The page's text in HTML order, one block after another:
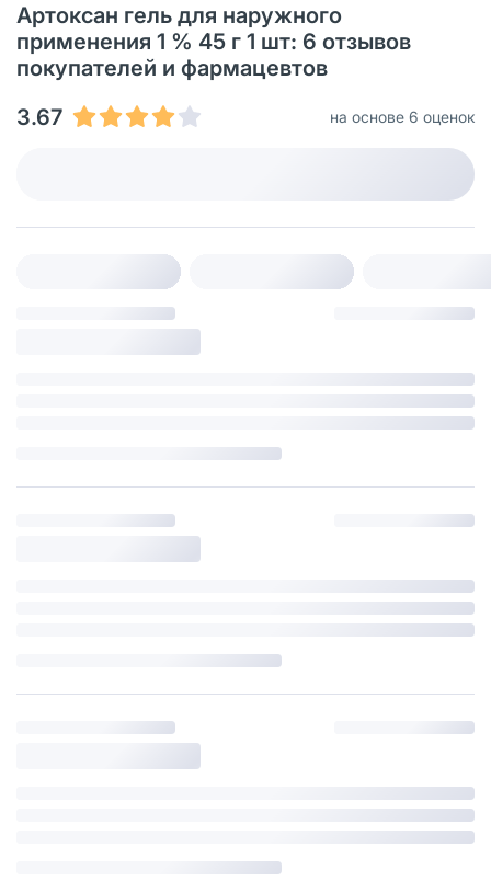
Артоксан гель для наружного
применения 1 % 45 г 1 шт: 6 отзывов
покупателей и фармацевтов
3.67
на основе 6 оценок